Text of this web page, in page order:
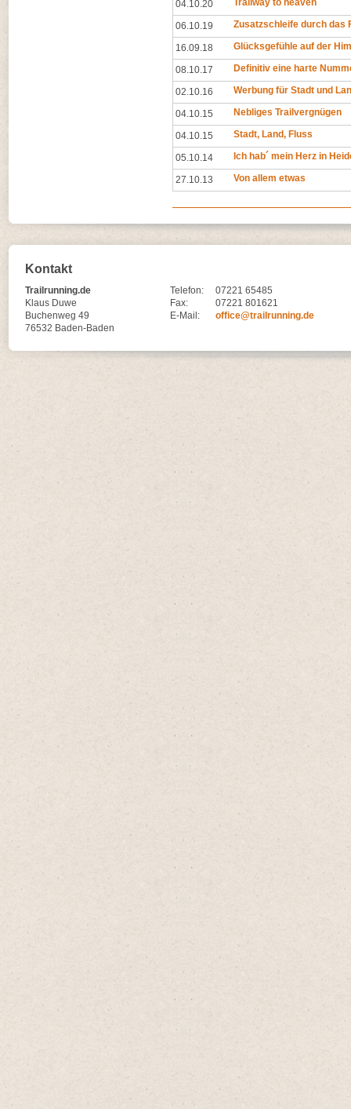
04.10.20 Trailway to heaven
06.10.19 Zusatzschleife durch das
16.09.18 Glücksgefühle auf der
08.10.17 Definitiv eine harte
02.10.16 Werbung für Stadt und
04.10.15 Nebliges Trailvergnügen
04.10.15 Stadt, Land, Fluss
05.10.14 Ich hab´ mein Herz in
27.10.13 Von allem etwas
Kontakt
Trailrunning.de
Klaus Duwe
Buchenweg 49
76532 Baden-Baden
Telefon:
07221 65485
Fax:
07221 801621
E-Mail:
office@trailrunning.de